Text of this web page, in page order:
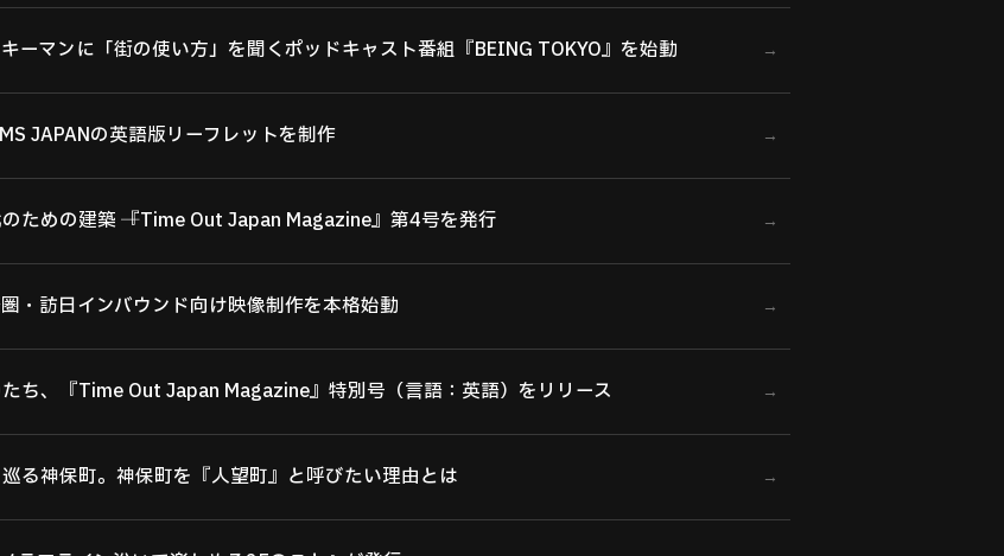
ーマンに「街の使い方」を聞くポッドキャスト番組『BEING TOKYO』を始動 →
JAPANの英語版リーフレットを制作 →
ための建築 ─『Time Out Japan Magazine』第4号を発行 →
・訪日インバウンド向け映像制作を本格始動 →
ち、『Time Out Japan Magazine』特別号（言語：英語）をリリース →
る神保町。神保町を『人望町』と呼びたい理由とは →